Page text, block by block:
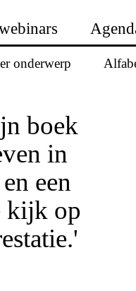
onderwerp
boek
in
een
kijk op